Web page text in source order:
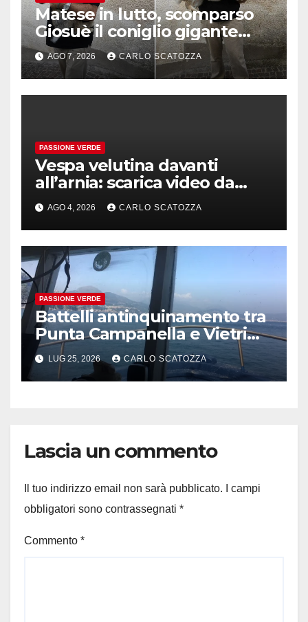
Matese in lutto, scomparso
Giosuè il coniglio gigante
pluripremiato
AGO 7, 2026 CARLO SCATOZZA
PASSIONE VERDE
Vespa velutina davanti
all’arnia: scarica video da
TikTok prima che il post
sparisca
AGO 4, 2026 CARLO SCATOZZA
PASSIONE VERDE
Battelli antinquinamento tra
Punta Campanella e Vietri
sul Mare
LUG 25, 2026 CARLO SCATOZZA
Lascia un commento
Il tuo indirizzo email non sarà pubblicato.
I campi
obbligatori sono contrassegnati *
Commento *